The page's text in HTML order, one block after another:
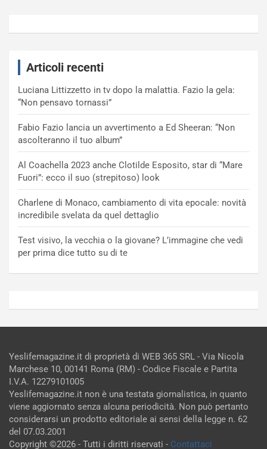
Articoli recenti
Luciana Littizzetto in tv dopo la malattia. Fazio la gela:
“Non pensavo tornassi”
Fabio Fazio lancia un avvertimento a Ed Sheeran: “Non
ascolteranno il tuo album”
Al Coachella 2023 anche Clotilde Esposito, star di “Mare
Fuori”: ecco il suo (strepitoso) look
Charlene di Monaco, cambiamento di vita epocale: novità
incredibile svelata da quel dettaglio
Test visivo, la vecchia o la giovane? L’immagine che vedi
per prima dice tutto su di te
Yeslifemagazine.it di proprietà di WEB 365 SRL - Via Nicola
Marchese 10, 00141 Roma (RM) - Codice Fiscale e Partita
I.V.A. 12279101005
Yeslifemagazine.it non è una testata giornalistica, in quanto
viene aggiornato senza alcuna periodicità. Non può pertanto
considerarsi un prodotto editoriale ai sensi della legge n. 62
del 07.03.2001
Copyright ©2026 - Tutti i diritti riservati - Contattaci